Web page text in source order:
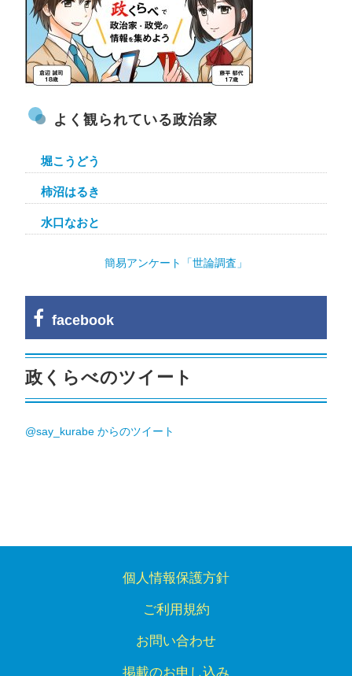
よく観られている政治家
堀こうどう
柿沼はるき
水口なおと
簡易アンケート「世論調査」
facebook
政くらべのツイート
@say_kurabe からのツイート
個人情報保護方針
ご利用規約
お問い合わせ
掲載のお申し込み